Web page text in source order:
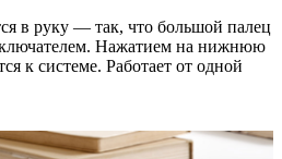
в руку — так, что большой палец
Нажатием на нижнюю
к системе. Работает от одной